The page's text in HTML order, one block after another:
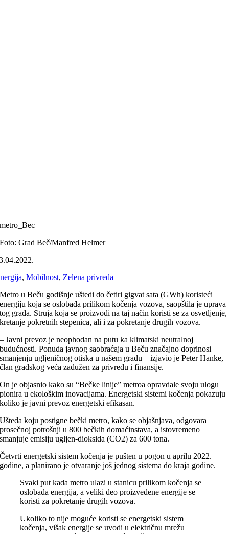
metro_Bec
Foto: Grad Beč/Manfred Helmer
,Mobilnost, Zelena privreda
Metro u Beču godišnje uštedi do četiri gigvat sata (GWh) koristeći
energiju koja se oslobađa prilikom kočenja vozova, saopštila je uprava
tog grada. Struja koja se proizvodi na taj način koristi se za osvetljenje,
kretanje pokretnih stepenica, ali i za pokretanje drugih vozova.
– Javni prevoz je neophodan na putu ka klimatski neutralnoj
budućnosti. Ponuda javnog saobraćaja u Beču značajno doprinosi
smanjenju ugljeničnog otiska u našem gradu – izjavio je Peter Hanke,
član gradskog veća zadužen za privredu i finansije.
On je objasnio kako su “Bečke linije” metroa opravdale svoju ulogu
pionira u ekološkim inovacijama. Energetski sistemi kočenja pokazuju
koliko je javni prevoz energetski efikasan.
Ušteda koju postigne bečki metro, kako se objašnjava, odgovara
prosečnoj potrošnji u 800 bečkih domaćinstava, a istovremeno
smanjuje emisiju ugljen-dioksida (CO2) za 600 tona.
Četvrti energetski sistem kočenja je pušten u pogon u aprilu 2022.
godine, a planirano je otvaranje još jednog sistema do kraja godine.
Svaki put kada metro ulazi u stanicu prilikom kočenja se
oslobađa energija, a veliki deo proizvedene energije se
koristi za pokretanje drugih vozova.
Ukoliko to nije moguće koristi se energetski sistem
kočenja, višak energije se uvodi u električnu mrežu